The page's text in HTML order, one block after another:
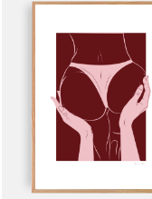
useampi
muunnelma.
valinnat
tuotteen